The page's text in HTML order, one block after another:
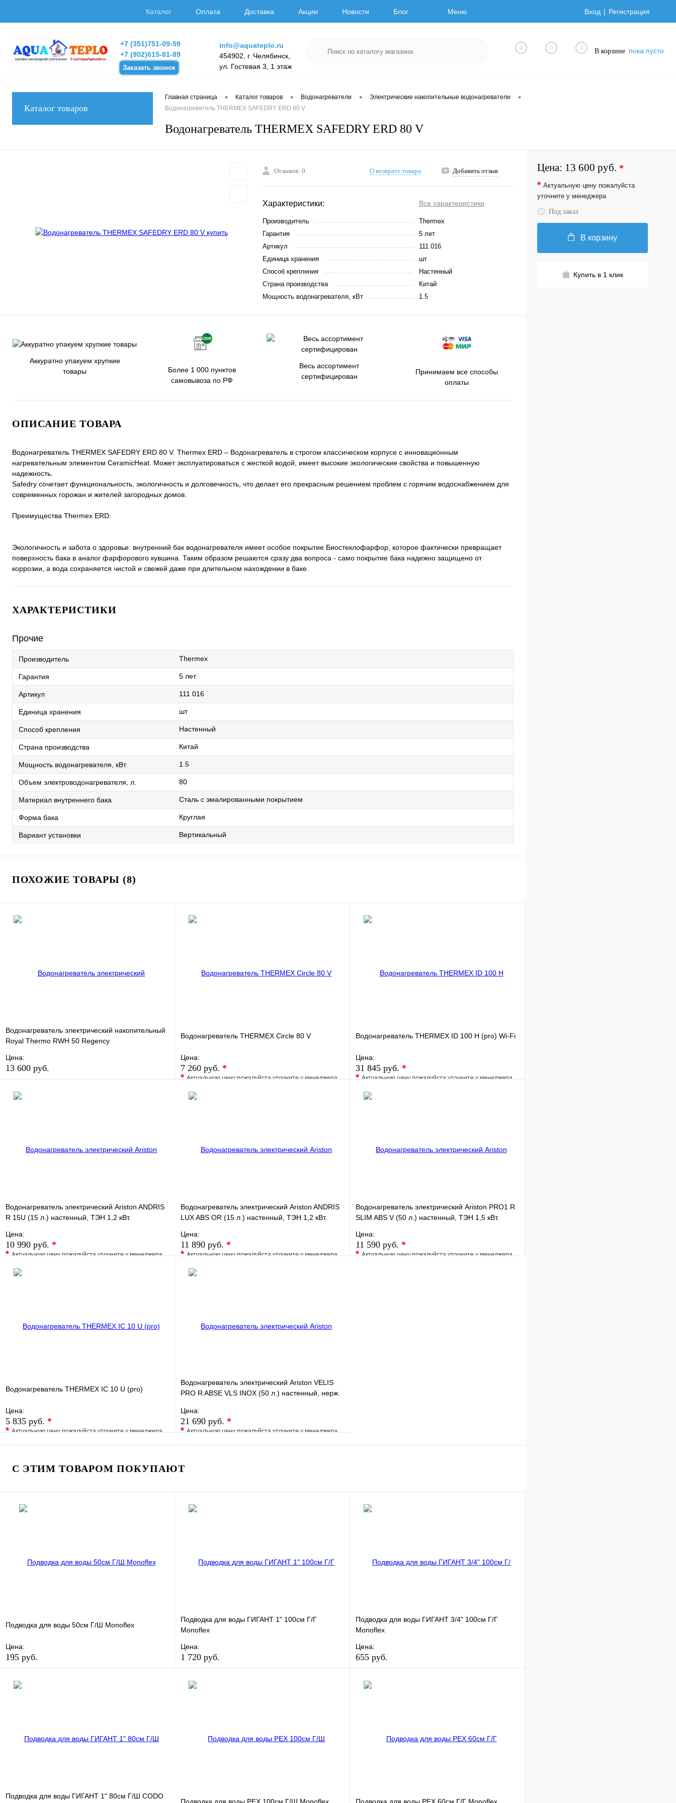
Каталог Оплата Доставка Акции Новости Блог Меню Вход Регистрация
+7 (351)751-09-59
+7 (902)615-81-89
Заказать звонок
info@aquateplo.ru
454902, г. Челябинск,
ул. Гостевая 3, 1 этаж
0 0 0 В корзине пока пусто
Каталог товаров
Главная страница • Каталог товаров • Водонагреватели • Электрические накопительные водонагреватели •
Водонагреватель THERMEX SAFEDRY ERD 80 V
Водонагреватель THERMEX SAFEDRY ERD 80 V
Отзывов: 0 О возврате товара Добавить отзыв
Характеристики: Все характеристики
Производитель
Thermex
Гарантия
5 лет
Артикул
111 016
Единица хранения
шт
Способ крепления
Настенный
Страна производства
Китай
Мощность водонагревателя, кВт
1.5
Аккуратно упакуем хрупкие
товары
Более 1 000 пунктов
самовывоза по РФ
Весь ассортимент
сертифицирован
Принимаем все способы
оплаты
ОПИСАНИЕ ТОВАРА
Водонагреватель THERMEX SAFEDRY ERD 80 V. Thermex ERD – Водонагреватель в строгом классическом корпусе с инновационным
нагревательным элементом CeramicHeat. Может эксплуатироваться с жесткой водой, имеет высокие экологические свойства и повышенную
надежность.
Safedry сочетает функциональность, экологичность и долговечность, что делает его прекрасным решением проблем с горячим водоснабжением для
современных горожан и жителей загородных домов.
Преимущества Thermex ERD:
Экологичность и забота о здоровье: внутренний бак водонагревателя имеет особое покрытие Биостеклофарфор, которое фактически превращает
поверхность бака в аналог фарфорового кувшина. Таким образом решаются сразу два вопроса - само покрытие бака надежно защищено от
коррозии, а вода сохраняется чистой и свежей даже при длительном нахождении в баке.
ХАРАКТЕРИСТИКИ
Прочие
Производитель Thermex
Гарантия 5 лет
Артикул 111 016
Единица хранения шт
Способ крепления Настенный
Страна производства Китай
Мощность водонагревателя, кВт 1.5
Объем электроводонагревателя, л. 80
Материал внутреннего бака Сталь с эмалированными покрытием
Форма бака Круглая
Вариант установки Вертикальный
ПОХОЖИЕ ТОВАРЫ (8)
Водонагреватель электрический накопительный
Royal Thermo RWH 50 Regency
Цена:
13 600 руб.
Купить в 1 клик
Водонагреватель THERMEX Circle 80 V
Цена:
7 260 руб. *
*Актуальную цену пожалуйста уточните у менеджера
В избранное
Водонагреватель THERMEX ID 100 H (pro) Wi-Fi
Цена:
31 845 руб. *
*Актуальную цену пожалуйста уточните у менеджера
В избранное
Водонагреватель электрический Ariston ANDRIS
R 15U (15 л.) настенный, ТЭН 1,2 кВт.
Цена:
10 990 руб. *
*Актуальную цену пожалуйста уточните у менеджера
В избранное
Водонагреватель электрический Ariston ANDRIS
LUX ABS OR (15 л.) настенный, ТЭН 1,2 кВт.
Цена:
11 890 руб. *
*Актуальную цену пожалуйста уточните у менеджера
В избранное
Водонагреватель электрический Ariston PRO1 R
SLIM ABS V (50 л.) настенный, ТЭН 1,5 кВт.
Цена:
11 590 руб. *
*Актуальную цену пожалуйста уточните у менеджера
Водонагреватель THERMEX IC 10 U (pro)
Цена:
5 835 руб. *
*Актуальную цену пожалуйста уточните у менеджера
В избранное Сравнение
В корзину
Водонагреватель электрический Ariston VELIS
PRO R ABSE VLS INOX (50 л.) настенный, нерж.
Цена:
21 690 руб. *
*Актуальную цену пожалуйста уточните у менеджера
В избранное Сравнение
В корзину
С ЭТИМ ТОВАРОМ ПОКУПАЮТ
Подводка для воды 50см Г/Ш Monoflex
Цена:
195 руб.
Купить в 1 клик
Подводка для воды ГИГАНТ 1" 100см Г/Г
Monoflex
Цена:
1 720 руб.
Купить в 1 клик
Подводка для воды ГИГАНТ 3/4" 100см Г/Г
Monoflex
Цена:
655 руб.
Купить в 1 клик
Подводка для воды ГИГАНТ 1" 80см Г/Ш CODO
Подводка для воды РЕХ 100см Г/Ш Monoflex Подводка для воды РЕХ 60см Г/Г Monoflex
Цена: 13 600 руб. *
* Актуальную цену пожалуйста
уточните у менеджера
Под заказ
В корзину
Купить в 1 клик